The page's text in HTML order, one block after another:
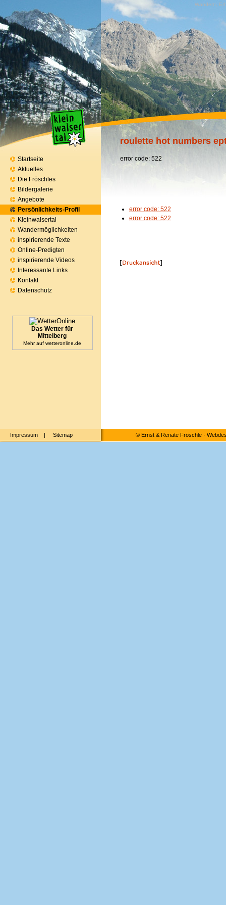
Wandern,
roulette hot numbers
error code: 522
error code: 522
error code: 522
Startseite
Aktuelles
Die Fröschles
Bildergalerie
Angebote
Persönlichkeits-Profil
Kleinwalsertal
Wandermöglichkeiten
inspirierende Texte
Online-Predigten
inspirierende Videos
Interessante Links
Kontakt
Datenschutz
Das Wetter für
Mittelberg
Mehr auf wetteronline.de
Impressum | Sitemap © Ernst & Renate Fröschle·